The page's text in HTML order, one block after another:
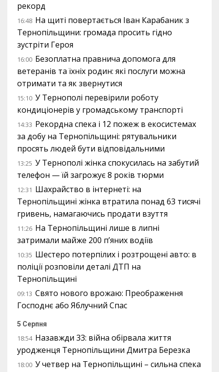
рекорд
16:48 На щиті повертається Іван Карабаник з
Тернопільщини: громада просить гідно
зустріти Героя
16:00 Безоплатна правнича допомога для
ветеранів та їхніх родин: які послуги можна
отримати та як звернутися
15:10 У Тернополі перевірили роботу
кондиціонерів у громадському транспорті
14:33 Рекордна спека і 12 пожеж в екосистемах
за добу на Тернопільщині: рятувальники
просять людей бути відповідальними
13:25 У Тернополі жінка спокусилась на забутий
телефон — їй загрожує 8 років тюрми
12:31 Шахрайство в інтернеті: на
Тернопільщині жінка втратила понад 63 тисячі
гривень, намагаючись продати взуття
11:26 На Тернопільщині лише в липні
затримали майже 200 п’яних водіїв
10:35 Шестеро потерпілих і розтрощені авто: в
поліції розповіли деталі ДТП на
Тернопільщині
09:13 Свято нового врожаю: Преображення
Господнє або Яблучний Спас
5 Серпня
18:54 Назавжди 33: війна обірвала життя
уродженця Тернопільщини Дмитра Березка
18:00 У четвер на Тернопільщині – сильна спека